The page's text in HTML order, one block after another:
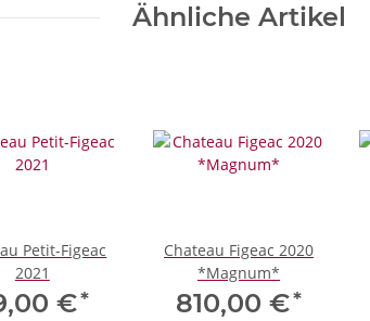
Ähnliche Artikel
Petit-Figeac
2021
€*
Chateau Figeac 2020
*Magnum*
810,00 €*